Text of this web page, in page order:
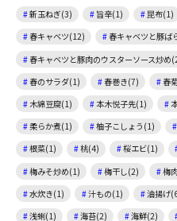
新玉ねぎ(3)
旨辛(1) 昆布(1)
春キャベツ(12)
春キャベツと豚ば
春キャベツと豚肉のウスターソース炒め
春のサラダ(1)
春巻き(7) 春
木綿豆腐(1)
本木悦子先(1)
柔らか煮(1)
柚子こしょう(1)
根菜(1)
桃(4) 桜エビ(1)
梅みそ炒め(1)
梅干し(2) 梅
水炊き(1)
汁もの(1) 油揚げ
浅蜊(1)
海苔(2) 海鮮(2)